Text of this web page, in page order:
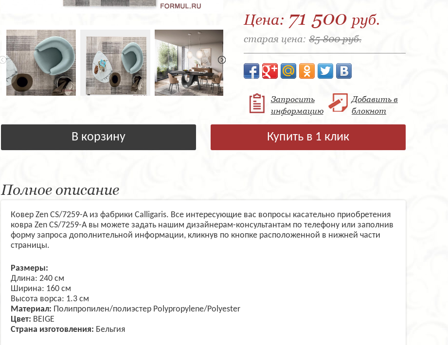
Цена: 71 500 руб.
старая цена: 85 800 руб.
Запросить
информацию
Добавить в
блокнот
В корзину Купить в 1 клик
Полное описание
Ковер Zen CS/7259-A из фабрики Calligaris. Все интересующие вас вопросы касательно приобретения
ковра Zen CS/7259-A вы можете задать нашим дизайнерам-консультантам по телефону или заполнив
форму запроса дополнительной информации, кликнув по кнопке расположенной в нижней части
страницы.
Размеры:
Длина: 240 см
Ширина: 160 см
Высота ворса: 1.3 см
Материал: Полипропилен/полиэстер Polypropylene/Polyester
Цвет: BEIGE
Страна изготовления: Бельгия